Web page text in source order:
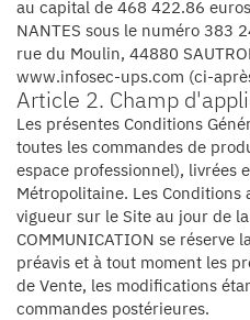
au capital de 468 422.86
NANTES sous le numéro 383
rue du Moulin, 44880
www.infosec-ups.com (ci-
Article 2. Champ
Les présentes Conditions
toutes les commandes de
espace professionnel), livrées
Métropolitaine. Les Conditions
vigueur sur le Site au jour de
COMMUNICATION se réserve
préavis et à tout moment les
de Vente, les modifications
commandes postérieures.